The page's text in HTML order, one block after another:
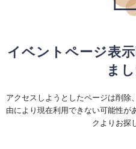
イベントページ表
まし
アクセスしようとしたページは削除
由により現在利用できない可能性が
クよりお探